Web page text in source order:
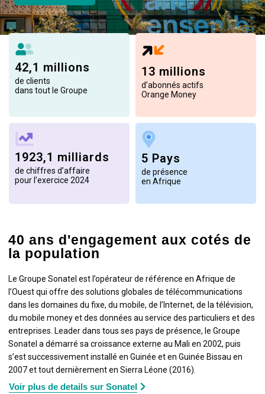
42,1 millions
de clients
dans tout le Groupe
13 millions
d’abonnés actifs
Orange Money
1923,1 milliards
de chiffres d’affaire
pour l’exercice 2024
5 Pays
de présence
en Afrique
40 ans d'engagement aux cotés de
la population
Le Groupe Sonatel est l’opérateur de référence en Afrique de
l’Ouest qui offre des solutions globales de télécommunications
dans les domaines du fixe, du mobile, de l’Internet, de la télévision,
du mobile money et des données au service des particuliers et des
entreprises. Leader dans tous ses pays de présence, le Groupe
Sonatel a démarré sa croissance externe au Mali en 2002, puis
s’est successivement installé en Guinée et en Guinée Bissau en
2007 et tout dernièrement en Sierra Léone (2016).
Voir plus de details sur Sonatel